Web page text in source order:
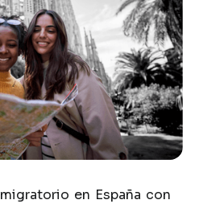
migratorio en España con